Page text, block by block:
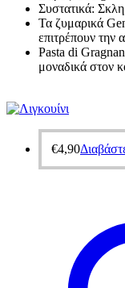
Συστατικά:
Τα ζυμαρικά
επιτρέπουν την
Pasta di
μοναδικά στον
€4,90